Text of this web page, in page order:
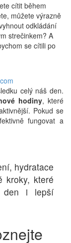
cítit během
můžete výrazně
odkládání
strečinkem? A
se cítili po
celý náš den.
hodiny, které
Pokud se
fungovat a
hydratace
kroky, které
den i lepší